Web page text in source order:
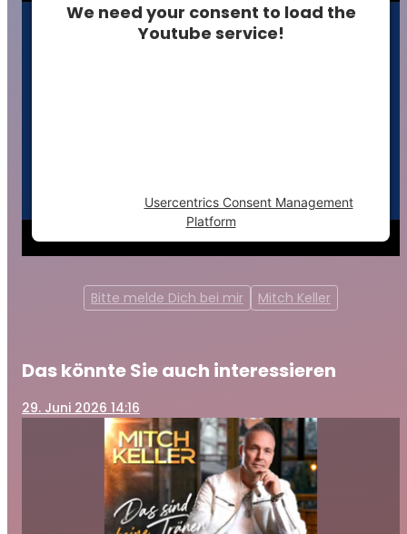
We need your consent to load the
Youtube service!
Usercentrics Consent Management
Platform
Bitte melde Dich bei mir Mitch Keller
Das könnte Sie auch interessieren
29. Juni 2026 14:16